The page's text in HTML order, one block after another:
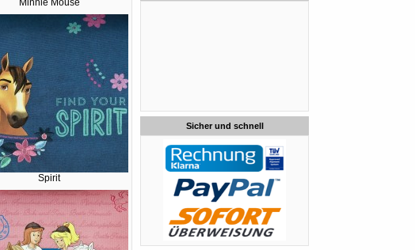
Minnie Mouse
Spirit
Sicher und schnell